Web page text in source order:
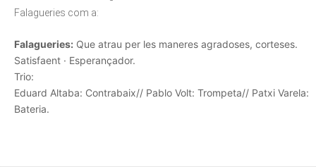
Falagueries com a:
Falagueries: Que atrau per les maneres agradoses, corteses.
Satisfaent · Esperançador.
Trio:
Eduard Altaba: Contrabaix// Pablo Volt: Trompeta// Patxi Varela:
Bateria.